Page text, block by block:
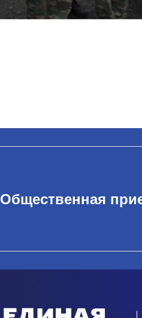
Общественная